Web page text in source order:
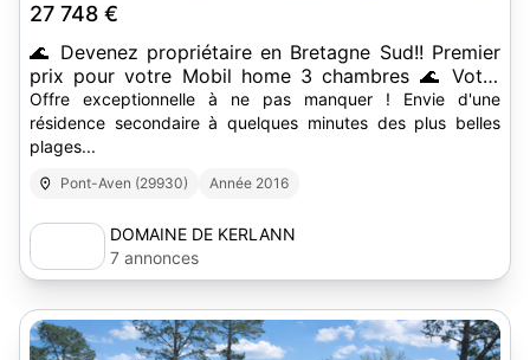
27 748 €
🌊 Devenez propriétaire en Bretagne Sud!! Premier
prix pour votre Mobil home 3 chambres 🌊 Votre
résidence secondaire dans le Finistère sud
Offre exceptionnelle à ne pas manquer ! Envie d'une
résidence secondaire à quelques minutes des plus belles
plages...
Pont-Aven (29930) Année 2016
DOMAINE DE KERLANN
7 annonces